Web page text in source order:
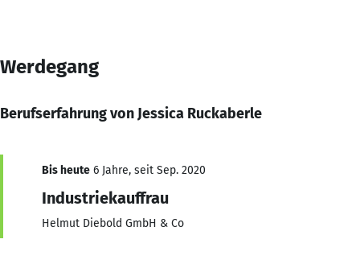
Werdegang
Berufserfahrung von Jessica Ruckaberle
Bis heute 6 Jahre, seit Sep. 2020
Industriekauffrau
Helmut Diebold GmbH & Co